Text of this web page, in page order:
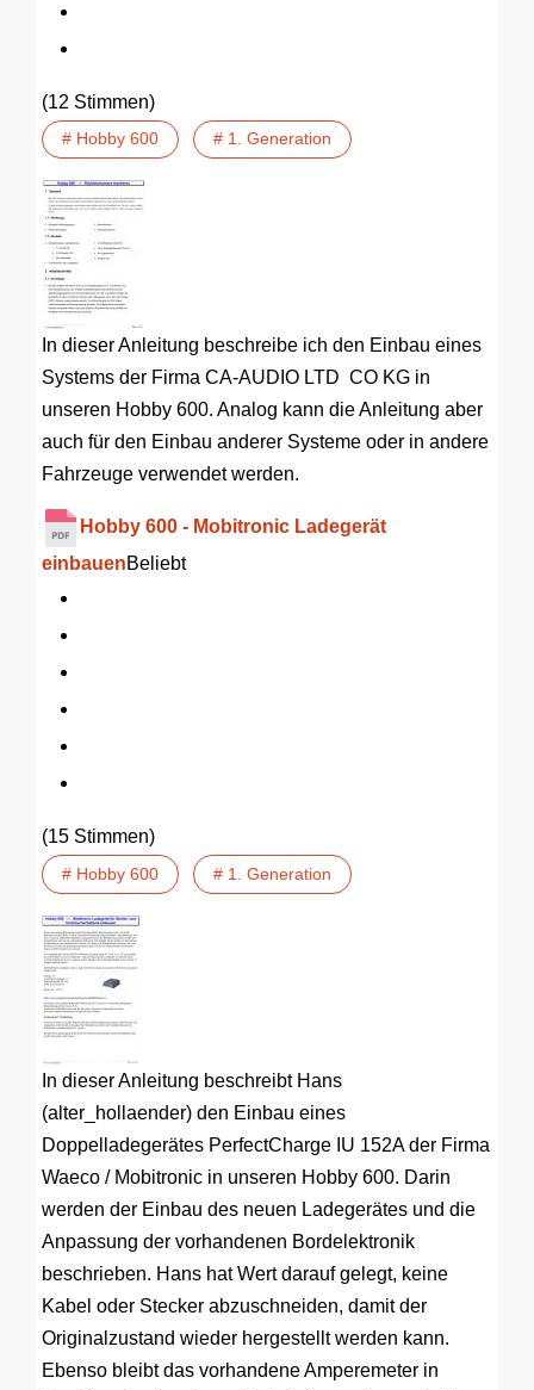
(12 Stimmen)
# Hobby 600 # 1. Generation
In dieser Anleitung beschreibe ich den Einbau eines
Systems der Firma CA-AUDIO LTD CO KG in
unseren Hobby 600. Analog kann die Anleitung aber
auch für den Einbau anderer Systeme oder in andere
Fahrzeuge verwendet werden.
Hobby 600 - Mobitronic Ladegerät
einbauenBeliebt
(15 Stimmen)
# Hobby 600 # 1. Generation
In dieser Anleitung beschreibt Hans
(alter_hollaender) den Einbau eines
Doppelladegerätes PerfectCharge IU 152A der Firma
Waeco / Mobitronic in unseren Hobby 600. Darin
werden der Einbau des neuen Ladegerätes und die
Anpassung der vorhandenen Bordelektronik
beschrieben. Hans hat Wert darauf gelegt, keine
Kabel oder Stecker abzuschneiden, damit der
Originalzustand wieder hergestellt werden kann.
Ebenso bleibt das vorhandene Amperemeter in